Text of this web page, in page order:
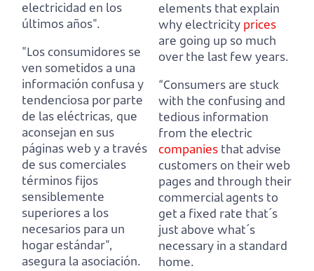
electricidad en los
últimos años".
"Los consumidores se
ven sometidos a una
información confusa y
tendenciosa por parte
de las eléctricas, que
aconsejan en sus
páginas web y a través
de sus comerciales
términos fijos
sensiblemente
superiores a los
necesarios para un
hogar estándar",
asegura la asociación.
elements that explain
why electricity prices
are going up so much
over the last few years.
“Consumers are stuck
with the confusing and
tedious information
from the electric
companies that advise
customers on their web
pages and through their
commercial agents to
get a fixed rate that´s
just above what´s
necessary in a standard
home.